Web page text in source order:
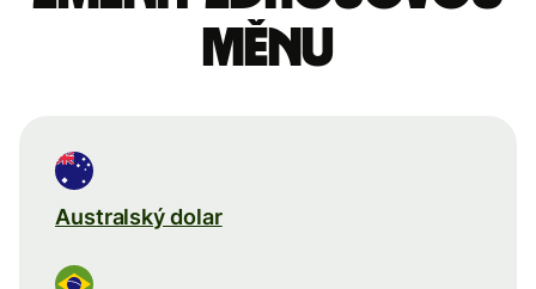
měnu
Australský dolar